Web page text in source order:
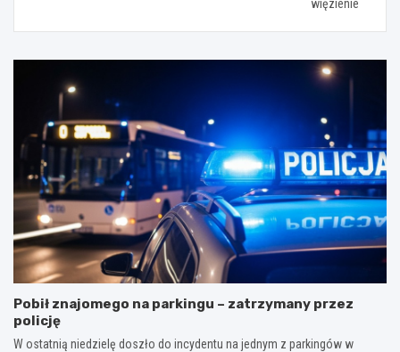
więzienie
Pobił znajomego na parkingu – zatrzymany przez
policję
W ostatnią niedzielę doszło do incydentu na jednym z parkingów w